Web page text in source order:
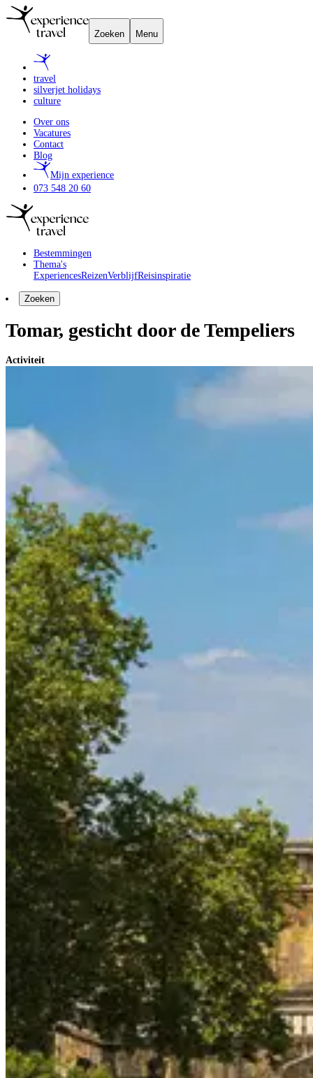
Zoeken Menu
travel
silverjet holidays
culture
Over ons
Vacatures
Contact
Blog
Mijn experience
073 548 20 60
Bestemmingen
Thema's
ExperiencesReizenVerblijfReisinspiratie
Zoeken
Tomar, gesticht door de Tempeliers
Activiteit